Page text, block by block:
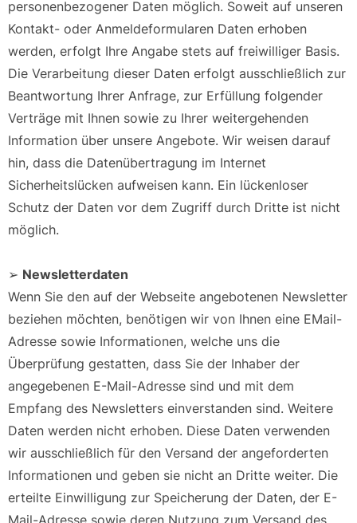
personenbezogener Daten möglich. Soweit auf unseren
Kontakt- oder Anmeldeformularen Daten erhoben
werden, erfolgt Ihre Angabe stets auf freiwilliger Basis.
Die Verarbeitung dieser Daten erfolgt ausschließlich zur
Beantwortung Ihrer Anfrage, zur Erfüllung folgender
Verträge mit Ihnen sowie zu Ihrer weitergehenden
Information über unsere Angebote. Wir weisen darauf
hin, dass die Datenübertragung im Internet
Sicherheitslücken aufweisen kann. Ein lückenloser
Schutz der Daten vor dem Zugriff durch Dritte ist nicht
möglich.
➢ Newsletterdaten
Wenn Sie den auf der Webseite angebotenen Newsletter
beziehen möchten, benötigen wir von Ihnen eine EMail-
Adresse sowie Informationen, welche uns die
Überprüfung gestatten, dass Sie der Inhaber der
angegebenen E-Mail-Adresse sind und mit dem
Empfang des Newsletters einverstanden sind. Weitere
Daten werden nicht erhoben. Diese Daten verwenden
wir ausschließlich für den Versand der angeforderten
Informationen und geben sie nicht an Dritte weiter. Die
erteilte Einwilligung zur Speicherung der Daten, der E-
Mail-Adresse sowie deren Nutzung zum Versand des